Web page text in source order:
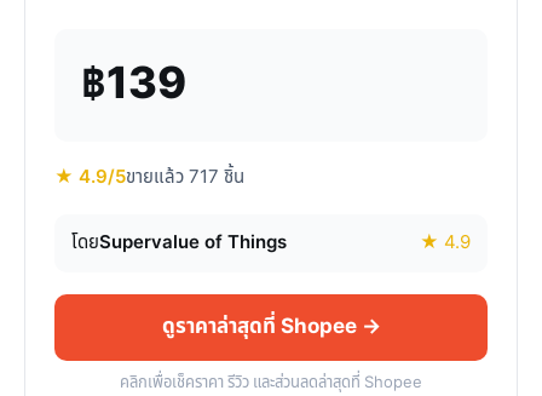
฿139
★ 4.9/5ขายแล้ว 717 ชิ้น
โดยSupervalue of Things ★ 4.9
ดูราคาล่าสุดที่ Shopee →
คลิกเพื่อเช็คราคา รีวิว และส่วนลดล่าสุดที่ Shopee